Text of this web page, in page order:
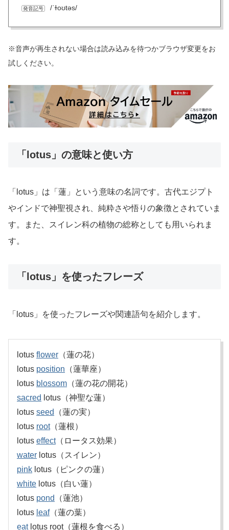
発音記号 /ˈɫoʊtəs/
※音声が再生されない場合は読み込みを待つかブラウザ変更をお
試しください。
「lotus」の意味と使い方
「lotus」は「蓮」という意味の名詞です。古代エジプト
やインドで神聖視され、純粋さや悟りの象徴とされていま
す。また、スイレン科の植物の総称としても用いられま
す。
「lotus」を使ったフレーズ
「lotus」を使ったフレーズや関連語句を紹介します。
lotus flower （蓮の花）
lotus position （蓮華座）
lotus blossom （蓮の花の開花）
sacred lotus（神聖な蓮）
lotus seed
（蓮の実）
lotus root（蓮根）
lotus effect（ロータス効果）
water lotus（スイレン）
pink lotus（ピンクの蓮）
white lotus（白い蓮）
lotus pond
（蓮池）
lotus leaf（蓮の葉）
eatlotus root（蓮根を食べる）